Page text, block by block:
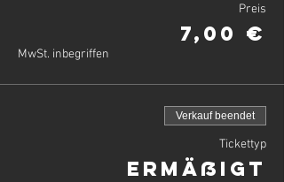
Preis
7,00 €
MwSt. inbegriffen
Verkauf beendet
Tickettyp
Ermäßigt